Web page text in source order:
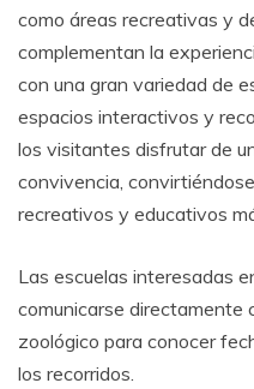
como áreas recreativas y
complementan la
con una gran variedad de
espacios interactivos y
los visitantes disfrutar de
convivencia,
recreativos y educativos
Las escuelas interesadas
comunicarse directamente
zoológico para conocer
los recorridos.